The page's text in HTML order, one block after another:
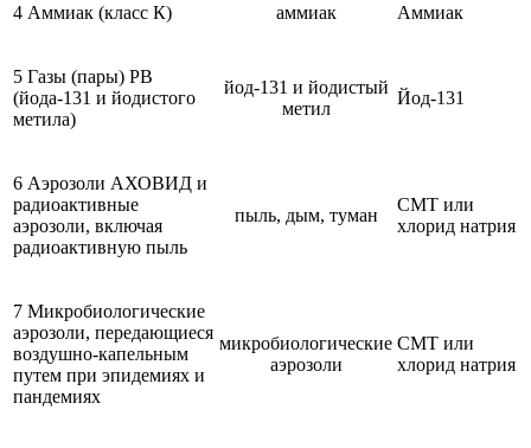
4 Аммиак (класс К) аммиак Аммиак
5 Газы (пары) РВ
(йода-131 и йодистого
метила)
йод-131 и йодистый
метил
Йод-131
6 Аэрозоли АХОВИД и
радиоактивные
аэрозоли, включая
радиоактивную пыль
пыль, дым, туман
СМТ или
хлорид натрия
7 Микробиологические
аэрозоли, передающиеся
воздушно-капельным
путем при эпидемиях и
пандемиях
микробиологические
аэрозоли
СМТ или
хлорид натрия